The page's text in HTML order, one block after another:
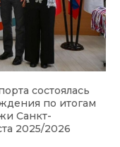
состоялась
по итогам
Санкт-
2025/2026